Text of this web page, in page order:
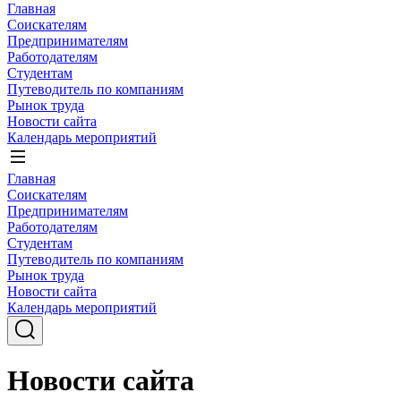
Главная
Соискателям
Предпринимателям
Работодателям
Студентам
Путеводитель по компаниям
Рынок труда
Новости сайта
Календарь мероприятий
Главная
Соискателям
Предпринимателям
Работодателям
Студентам
Путеводитель по компаниям
Рынок труда
Новости сайта
Календарь мероприятий
Новости сайта